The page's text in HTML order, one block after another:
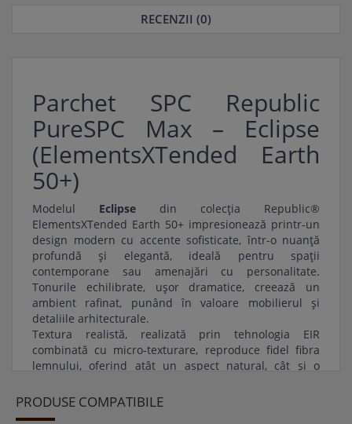
RECENZII (0)
Parchet SPC Republic
PureSPC Max – Eclipse
(ElementsXTended Earth
50+)
Modelul Eclipse din colecția Republic®
ElementsXTended Earth 50+ impresionează printr-un
design modern cu accente sofisticate, într-o nuanță
profundă și elegantă, ideală pentru spații
contemporane sau amenajări cu personalitate.
Tonurile echilibrate, ușor dramatice, creează un
ambient rafinat, punând în valoare mobilierul și
detaliile arhitecturale.
Textura realistă, realizată prin tehnologia EIR
combinată cu micro-texturare, reproduce fidel fibra
lemnului, oferind atât un aspect natural, cât și o
Plăcile late contribuie la un efect vizual coerent și
PRODUSE COMPATIBILE